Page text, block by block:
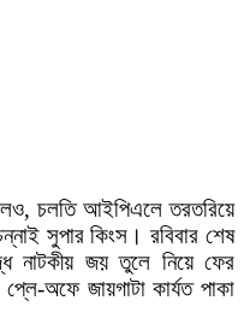
চলতি আইপিএলে তরতরিয়ে
সুপার কিংস। রবিবার শেষ
নাটকীয় জয় তুলে নিয়ে ফের
অফে জায়গাটা কার্যত পাকা